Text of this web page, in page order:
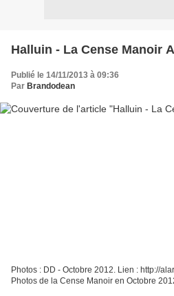
Halluin - La Cense Manoir
Publié le 14/11/2013 à 09:36
Par Brandodean
Photos : DD - Octobre 2012. Lien : http://
Photos de la Cense Manoir en Octobre